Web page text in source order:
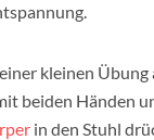
kleinen Übung
beiden Händen
in den Stuhl